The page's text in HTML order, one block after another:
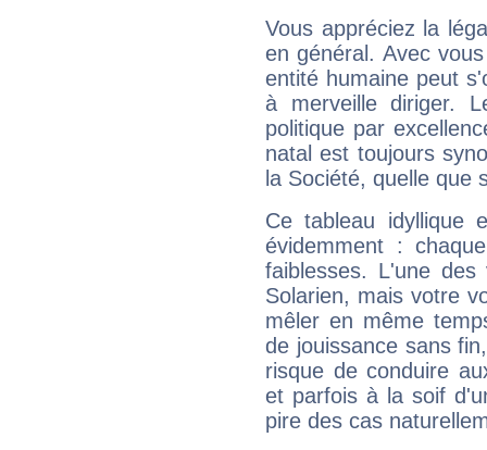
Vous appréciez la
en général. Avec
entité humaine peut
à merveille diriger.
politique par
natal est toujours
la Société, quelle que
Ce tableau idyllique
évidemment :
faiblesses. L'une
Solarien, mais votre
mêler en même
de jouissance sans
risque de conduire
et parfois à la soif
pire des cas